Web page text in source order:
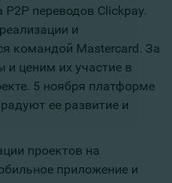
переводов Сlickpay.
и
командой Mastercard. За
ценим их участие в
5 ноября платформе
ее развитие и
проектов на
приложение и